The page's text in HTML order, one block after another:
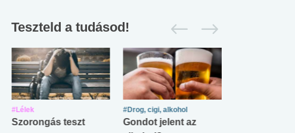
Teszteld a tudásod!
#Lélek
Szorongás teszt
#Drog, cigi, alkohol
Gondot jelent az